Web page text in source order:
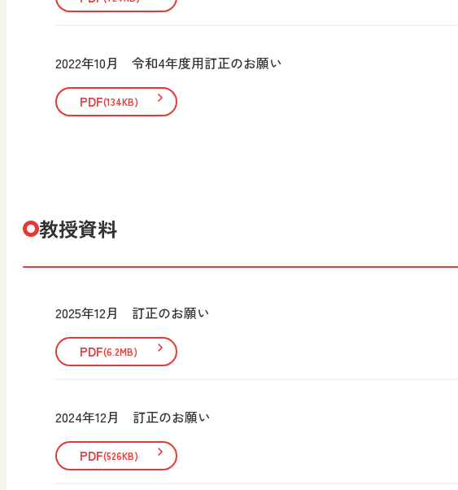
2022年10月 令和4年度用訂正のお願い
PDF(134KB)
教授資料
2025年12月 訂正のお願い
PDF(6.2MB)
2024年12月 訂正のお願い
PDF(526KB)